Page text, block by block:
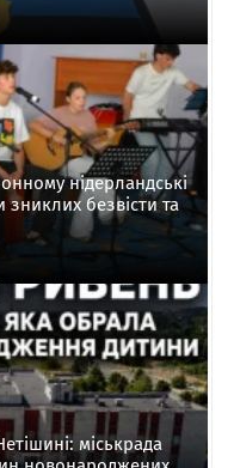
нідерландські
безвісти та
міськрада